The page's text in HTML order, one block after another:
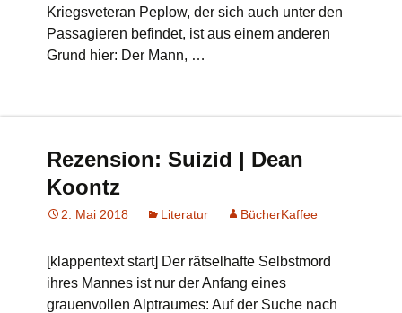
Kriegsveteran Peplow, der sich auch unter den
Passagieren befindet, ist aus einem anderen
Grund hier: Der Mann, …
Rezension: Suizid | Dean
Koontz
2. Mai 2018 Literatur BücherKaffee
[klappentext start] Der rätselhafte Selbstmord
ihres Mannes ist nur der Anfang eines
grauenvollen Alptraumes: Auf der Suche nach